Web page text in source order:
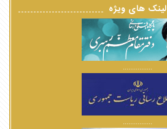
لینک های ویژه
................
................